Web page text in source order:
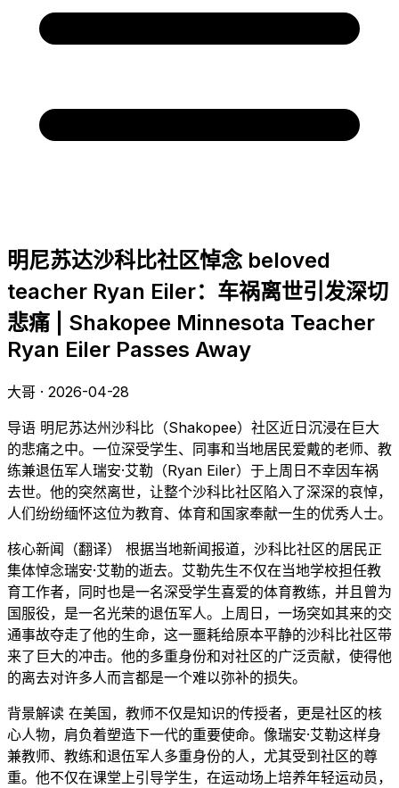
明尼苏达沙科比社区悼念 beloved
teacher Ryan Eiler：车祸离世引发深切
悲痛 | Shakopee Minnesota Teacher
Ryan Eiler Passes Away
大哥 · 2026-04-28
导语 明尼苏达州沙科比（Shakopee）社区近日沉浸在巨大
的悲痛之中。一位深受学生、同事和当地居民爱戴的老师、教
练兼退伍军人瑞安·艾勒（Ryan Eiler）于上周日不幸因车祸
去世。他的突然离世，让整个沙科比社区陷入了深深的哀悼，
人们纷纷缅怀这位为教育、体育和国家奉献一生的优秀人士。
核心新闻（翻译） 根据当地新闻报道，沙科比社区的居民正
集体悼念瑞安·艾勒的逝去。艾勒先生不仅在当地学校担任教
育工作者，同时也是一名深受学生喜爱的体育教练，并且曾为
国服役，是一名光荣的退伍军人。上周日，一场突如其来的交
通事故夺走了他的生命，这一噩耗给原本平静的沙科比社区带
来了巨大的冲击。他的多重身份和对社区的广泛贡献，使得他
的离去对许多人而言都是一个难以弥补的损失。
背景解读 在美国，教师不仅是知识的传授者，更是社区的核
心人物，肩负着塑造下一代的重要使命。像瑞安·艾勒这样身
兼教师、教练和退伍军人多重身份的人，尤其受到社区的尊
重。他不仅在课堂上引导学生，在运动场上培养年轻运动员，